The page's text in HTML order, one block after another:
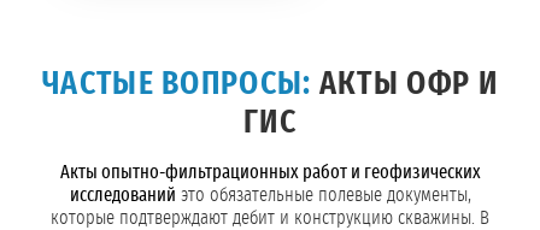
ЧАСТЫЕ ВОПРОСЫ: АКТЫ ОФР И
ГИС
Акты опытно-фильтрационных работ и геофизических
исследований это обязательные полевые документы,
которые подтверждают дебит и конструкцию скважины. В